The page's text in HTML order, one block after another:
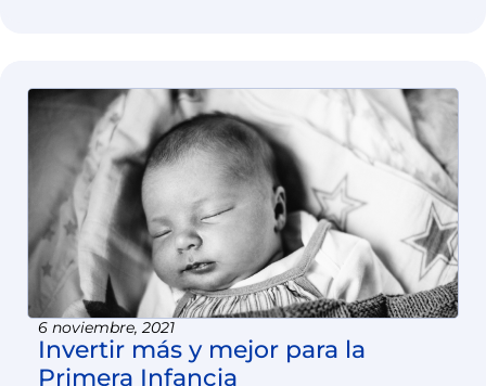
6 noviembre, 2021
Invertir más y mejor para la
Primera Infancia